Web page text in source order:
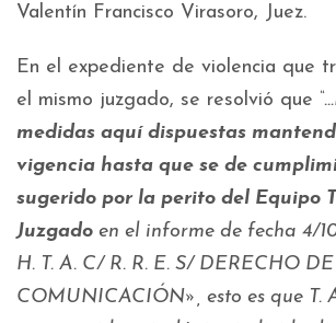
Valentín Francisco Virasoro, Juez.
En el expediente de violencia que
el mismo juzgado, se resolvió que
medidas aquí dispuestas
vigencia hasta que se de
sugerido por la perito del Equipo
Juzgado en el informe de fecha 4/
H. T. A. C/ R. R. E. S/ DERECHO DE
COMUNICACIÓN», esto es que T.